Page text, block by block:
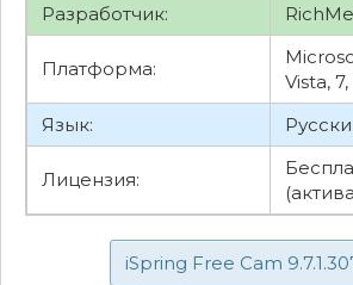
Разработчик:
Платформа:
Vista, 7,
Язык:
Лицензия:
iSpring Free Cam